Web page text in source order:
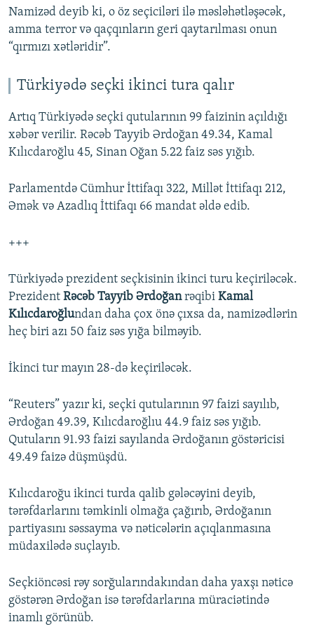
Namizəd deyib ki, o öz seçiciləri ilə məsləhətləşəcək,
amma terror və qaçqınların geri qaytarılması onun
“qırmızı xətləridir”.
Türkiyədə seçki ikinci tura qalır
Artıq Türkiyədə seçki qutularının 99 faizinin açıldığı
xəbər verilir. Rəcəb Tayyib Ərdoğan 49.34, Kamal
Kılıcdaroğlu 45, Sinan Oğan 5.22 faiz səs yığıb.
Parlamentdə Cümhur İttifaqı 322, Millət İttifaqı 212,
Əmək və Azadlıq İttifaqı 66 mandat əldə edib.
+++
Türkiyədə prezident seçkisinin ikinci turu keçiriləcək.
Prezident Rəcəb Tayyib Ərdoğanrəqibi Kamal
Kılıcdaroğlundan daha çox önə çıxsa da, namizədlərin
heç biri azı 50 faiz səs yığa bilməyib.
İkinci tur mayın 28-də keçiriləcək.
“Reuters” yazır ki, seçki qutularının 97 faizi sayılıb,
Ərdoğan 49.39, Kılıcdaroğlıu 44.9 faiz səs yığıb.
Qutuların 91.93 faizi sayılanda Ərdoğanın göstəricisi
49.49 faizə düşmüşdü.
Kılıcdaroğu ikinci turda qalib gələcəyini deyib,
tərəfdarlarını təmkinli olmağa çağırıb, Ərdoğanın
partiyasını səssayma və nəticələrin açıqlanmasına
müdaxilədə suçlayıb.
Seçkiöncəsi rəy sorğularındakından daha yaxşı nəticə
göstərən Ərdoğan isə tərəfdarlarına müraciətində
inamlı görünüb.